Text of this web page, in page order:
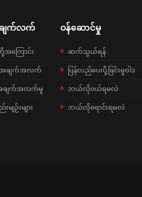
ျက်လက်
ကြောင်း
အချက်အလက်
ချက်အလက်မူ
ျဉ်းများ
ဝန်ဆောင်မှု
ဆက်သွယ်ရန်
ပြန်လည်ပေးပို့ခြင်းမူဝါဒ
ဘယ်လို၀ယ်ရမလဲ
ဘယ်လိုရောင်းရမလဲ